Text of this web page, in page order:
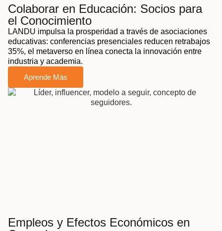
Colaborar en Educación: Socios para
el Conocimiento
LANDU impulsa la prosperidad a través de asociaciones
educativas: conferencias presenciales reducen retrabajos
35%, el metaverso en línea conecta la innovación entre
industria y academia.
Aprende Más
Empleos y Efectos Económicos en